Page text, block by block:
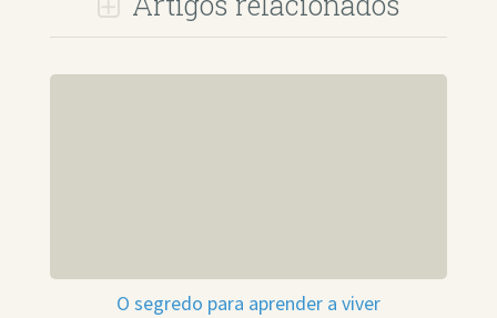
O segredo para aprender a viver